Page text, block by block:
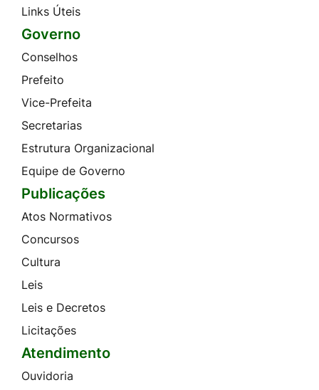
Links Úteis
Governo
Conselhos
Prefeito
Vice-Prefeita
Secretarias
Estrutura Organizacional
Equipe de Governo
Publicações
Atos Normativos
Concursos
Cultura
Leis
Leis e Decretos
Licitações
Atendimento
Ouvidoria